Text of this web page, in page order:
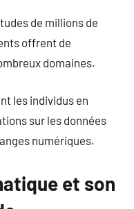
de millions de
offrent de
domaines.
les individus en
sur les données
numériques.
et son